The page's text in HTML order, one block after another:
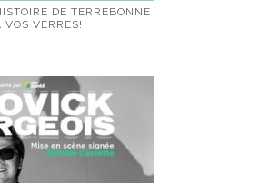
DE TERREBONNE
VERRES!